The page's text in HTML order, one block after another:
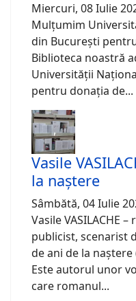
Miercuri, 08 Iulie
Mulțumim
din București
Biblioteca noastră
Universității
pentru donația de...
Vasile
la naștere
Sâmbătă, 04 Iulie
Vasile VASILACHE
publicist, scenarist
de ani de la naștere
Este autorul unor
care romanul...